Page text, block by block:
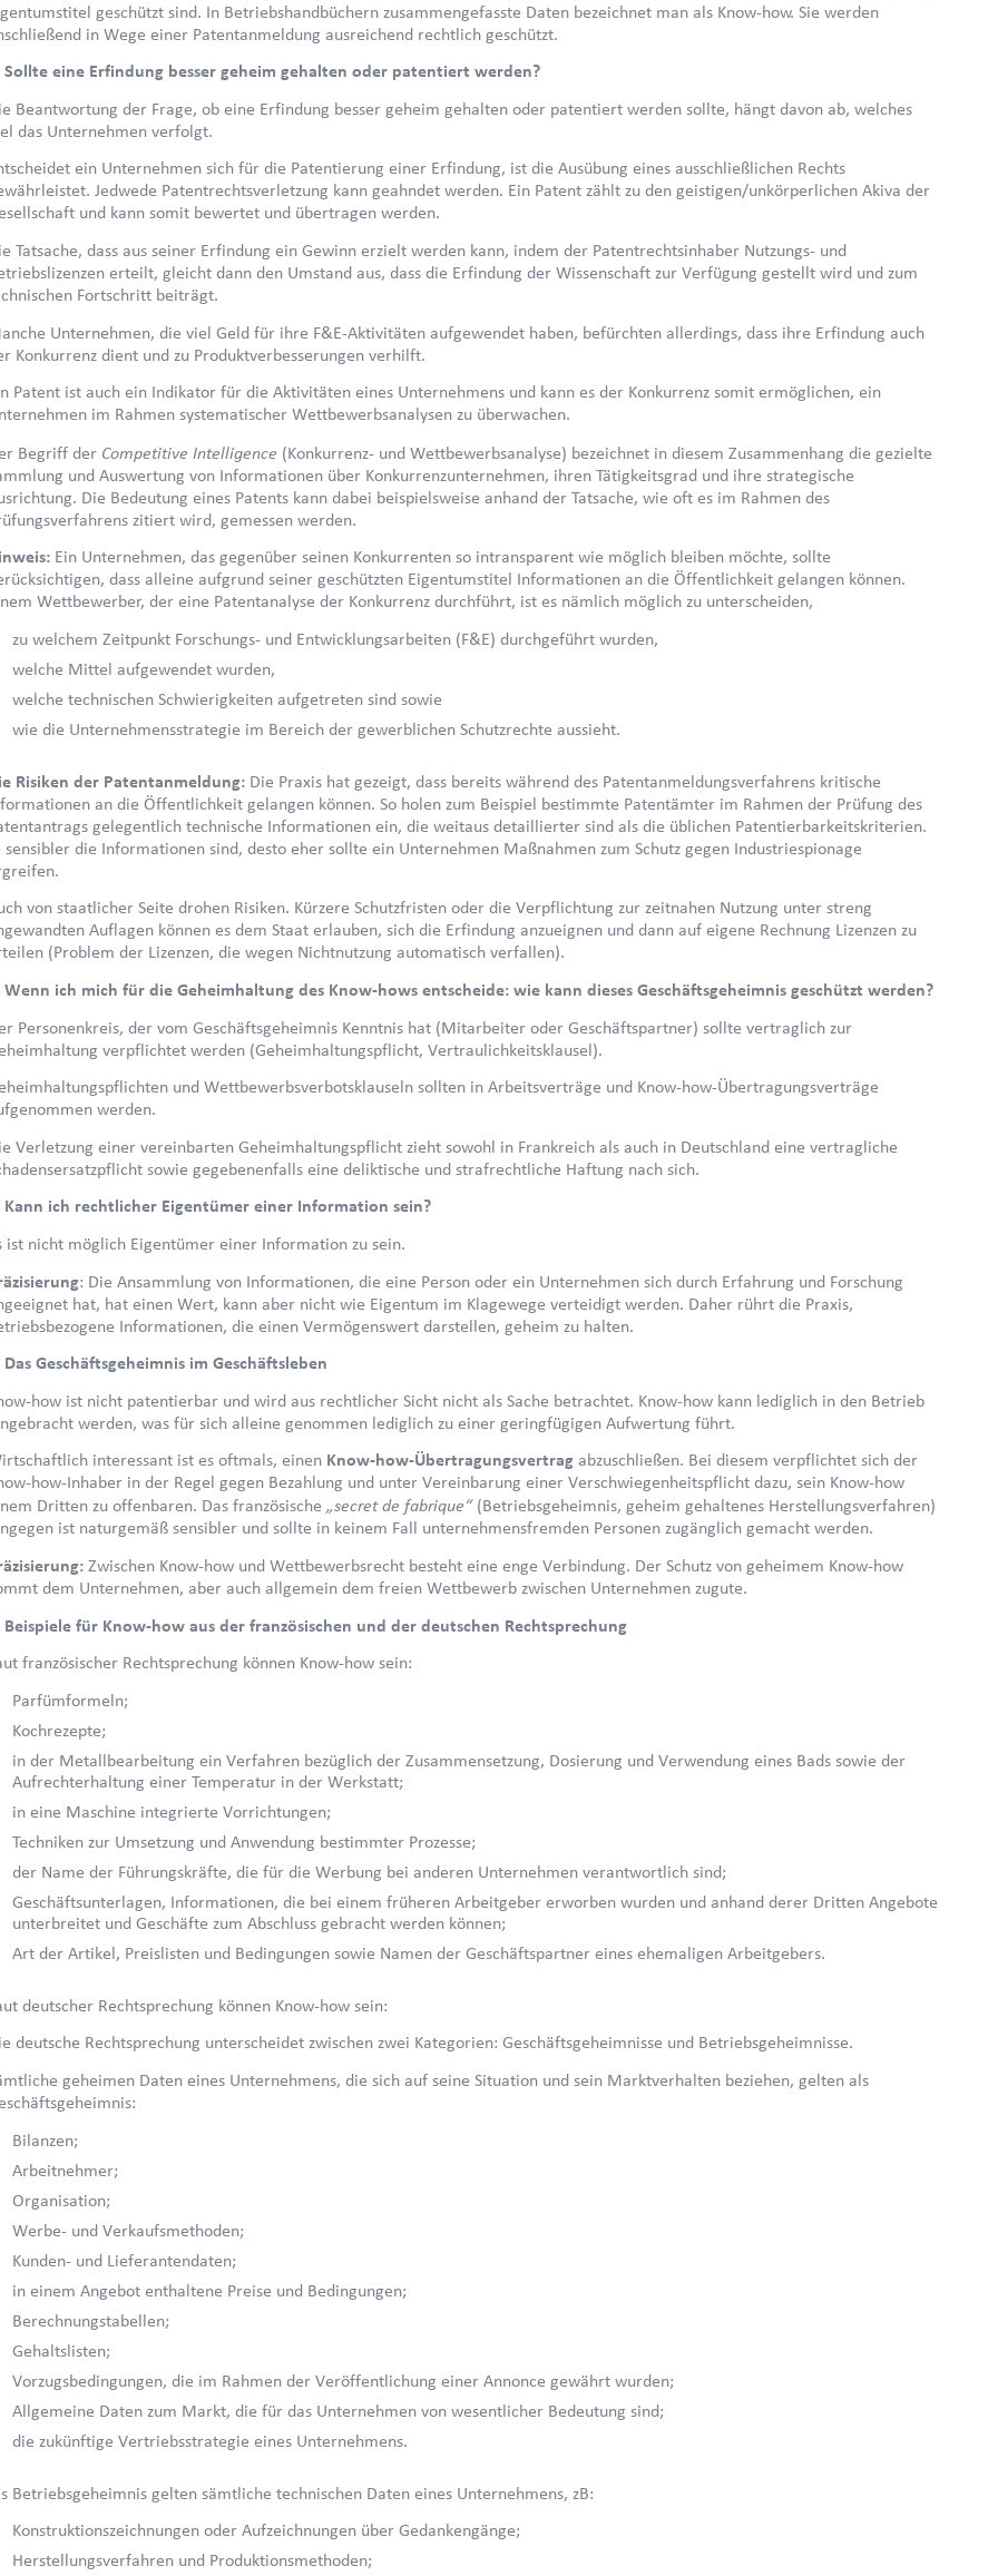
geschützt sind. In Betriebshandbüchern zusammengefasste Daten bezeichnet man als Know-how. Sie werden
in Wege einer Patentanmeldung ausreichend rechtlich geschützt.
Sollte eine Erfindung besser geheim gehalten oder patentiert werden?
Beantwortung der Frage, ob eine Erfindung besser geheim gehalten oder patentiert werden sollte, hängt davon ab, welches
das Unternehmen verfolgt.
ein Unternehmen sich für die Patentierung einer Erfindung, ist die Ausübung eines ausschließlichen Rechts
Jedwede Patentrechtsverletzung kann geahndet werden. Ein Patent zählt zu den geistigen/unkörperlichen Akiva der
und kann somit bewertet und übertragen werden.
Tatsache, dass aus seiner Erfindung ein Gewinn erzielt werden kann, indem der Patentrechtsinhaber Nutzungs- und
erteilt, gleicht dann den Umstand aus, dass die Erfindung der Wissenschaft zur Verfügung gestellt wird und zum
Fortschritt beiträgt.
Unternehmen, die viel Geld für ihre F&E-Aktivitäten aufgewendet haben, befürchten allerdings, dass ihre Erfindung auch
Konkurrenz dient und zu Produktverbesserungen verhilft.
Patent ist auch ein Indikator für die Aktivitäten eines Unternehmens und kann es der Konkurrenz somit ermöglichen, ein
im Rahmen systematischer Wettbewerbsanalysen zu überwachen.
Begriff der Competitive Intelligence (Konkurrenz- und Wettbewerbsanalyse) bezeichnet in diesem Zusammenhang die gezielte
und Auswertung von Informationen über Konkurrenzunternehmen, ihren Tätigkeitsgrad und ihre strategische
Die Bedeutung eines Patents kann dabei beispielsweise anhand der Tatsache, wie oft es im Rahmen des
zitiert wird, gemessen werden.
Ein Unternehmen, das gegenüber seinen Konkurrenten so intransparent wie möglich bleiben möchte, sollte
dass alleine aufgrund seiner geschützten Eigentumstitel Informationen an die Öffentlichkeit gelangen können.
Wettbewerber, der eine Patentanalyse der Konkurrenz durchführt, ist es nämlich möglich zu unterscheiden,
zu welchem Zeitpunkt Forschungs- und Entwicklungsarbeiten (F&E) durchgeführt wurden,
welche Mittel aufgewendet wurden,
welche technischen Schwierigkeiten aufgetreten sind sowie
wie die Unternehmensstrategie im Bereich der gewerblichen Schutzrechte aussieht.
Risiken der Patentanmeldung: Die Praxis hat gezeigt, dass bereits während des Patentanmeldungsverfahrens kritische
an die Öffentlichkeit gelangen können. So holen zum Beispiel bestimmte Patentämter im Rahmen der Prüfung des
gelegentlich technische Informationen ein, die weitaus detaillierter sind als die üblichen Patentierbarkeitskriterien.
sensibler die Informationen sind, desto eher sollte ein Unternehmen Maßnahmen zum Schutz gegen Industriespionage
von staatlicher Seite drohen Risiken. Kürzere Schutzfristen oder die Verpflichtung zur zeitnahen Nutzung unter streng
Auflagen können es dem Staat erlauben, sich die Erfindung anzueignen und dann auf eigene Rechnung Lizenzen zu
(Problem der Lizenzen, die wegen Nichtnutzung automatisch verfallen).
Wenn ich mich für die Geheimhaltung des Know-hows entscheide: wie kann dieses Geschäftsgeheimnis geschützt werden?
Personenkreis, der vom Geschäftsgeheimnis Kenntnis hat (Mitarbeiter oder Geschäftspartner) sollte vertraglich zur
verpflichtet werden (Geheimhaltungspflicht, Vertraulichkeitsklausel).
und Wettbewerbsverbotsklauseln sollten in Arbeitsverträge und Know-how-Übertragungsverträge
werden.
Verletzung einer vereinbarten Geheimhaltungspflicht zieht sowohl in Frankreich als auch in Deutschland eine vertragliche
sowie gegebenenfalls eine deliktische und strafrechtliche Haftung nach sich.
Kann ich rechtlicher Eigentümer einer Information sein?
ist nicht möglich Eigentümer einer Information zu sein.
: Die Ansammlung von Informationen, die eine Person oder ein Unternehmen sich durch Erfahrung und Forschung
hat, hat einen Wert, kann aber nicht wie Eigentum im Klagewege verteidigt werden. Daher rührt die Praxis,
Informationen, die einen Vermögenswert darstellen, geheim zu halten.
Das Geschäftsgeheimnis im Geschäftsleben
how ist nicht patentierbar und wird aus rechtlicher Sicht nicht als Sache betrachtet. Know-how kann lediglich in den Betrieb
werden, was für sich alleine genommen lediglich zu einer geringfügigen Aufwertung führt.
interessant ist es oftmals, einen Know-how-Übertragungsvertrag abzuschließen. Bei diesem verpflichtet sich der
how-Inhaber in der Regel gegen Bezahlung und unter Vereinbarung einer Verschwiegenheitspflicht dazu, sein Know-how
Dritten zu offenbaren. Das französische „secret de fabrique“ (Betriebsgeheimnis, geheim gehaltenes Herstellungsverfahren)
ist naturgemäß sensibler und sollte in keinem Fall unternehmensfremden Personen zugänglich gemacht werden.
Zwischen Know-how und Wettbewerbsrecht besteht eine enge Verbindung. Der Schutz von geheimem Know-how
dem Unternehmen, aber auch allgemein dem freien Wettbewerb zwischen Unternehmen zugute.
Beispiele für Know-how aus der französischen und der deutschen Rechtsprechung
französischer Rechtsprechung können Know-how sein:
Parfümformeln;
Kochrezepte;
in der Metallbearbeitung ein Verfahren bezüglich der Zusammensetzung, Dosierung und Verwendung eines Bads sowie der
Aufrechterhaltung einer Temperatur in der Werkstatt;
in eine Maschine integrierte Vorrichtungen;
Techniken zur Umsetzung und Anwendung bestimmter Prozesse;
der Name der Führungskräfte, die für die Werbung bei anderen Unternehmen verantwortlich sind;
Geschäftsunterlagen, Informationen, die bei einem früheren Arbeitgeber erworben wurden und anhand derer Dritten Angebote
unterbreitet und Geschäfte zum Abschluss gebracht werden können;
Art der Artikel, Preislisten und Bedingungen sowie Namen der Geschäftspartner eines ehemaligen Arbeitgebers.
deutscher Rechtsprechung können Know-how sein:
deutsche Rechtsprechung unterscheidet zwischen zwei Kategorien: Geschäftsgeheimnisse und Betriebsgeheimnisse.
geheimen Daten eines Unternehmens, die sich auf seine Situation und sein Marktverhalten beziehen, gelten als
Bilanzen;
Arbeitnehmer;
Organisation;
Werbe- und Verkaufsmethoden;
Kunden- und Lieferantendaten;
in einem Angebot enthaltene Preise und Bedingungen;
Berechnungstabellen;
Gehaltslisten;
Vorzugsbedingungen, die im Rahmen der Veröffentlichung einer Annonce gewährt wurden;
Allgemeine Daten zum Markt, die für das Unternehmen von wesentlicher Bedeutung sind;
die zukünftige Vertriebsstrategie eines Unternehmens.
Betriebsgeheimnis gelten sämtliche technischen Daten eines Unternehmens, zB:
Konstruktionszeichnungen oder Aufzeichnungen über Gedankengänge;
Herstellungsverfahren und Produktionsmethoden;